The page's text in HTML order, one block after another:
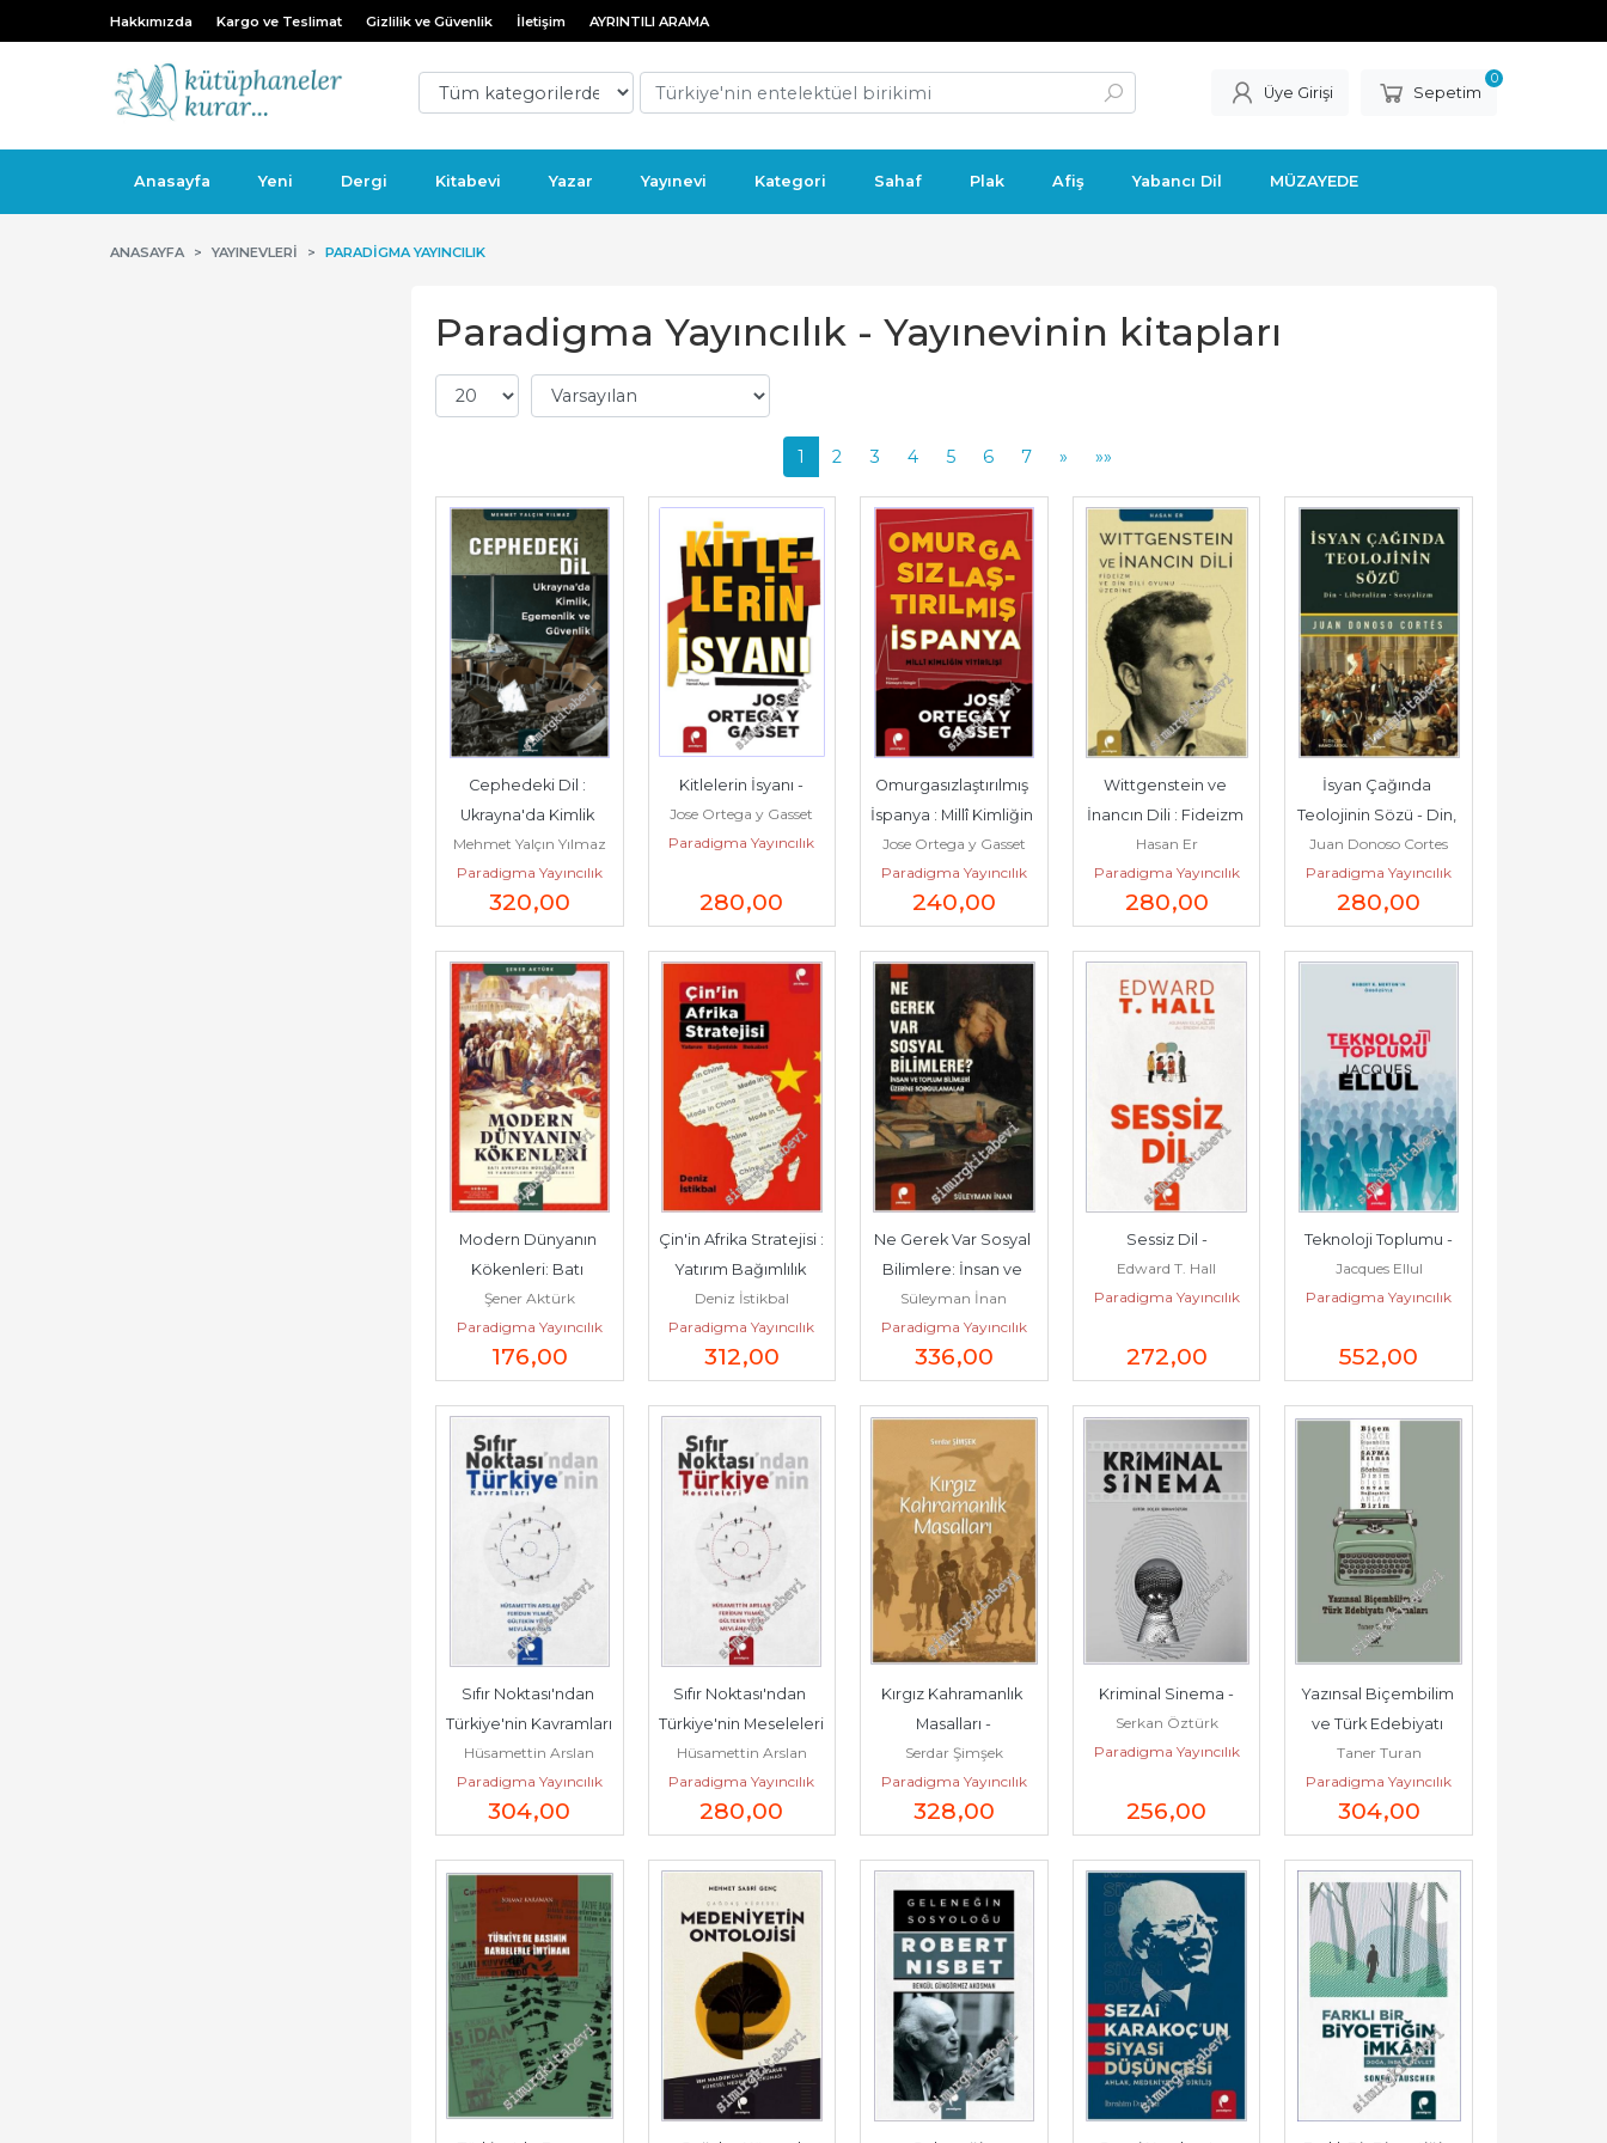
Hakkımızda Kargo ve Teslimat Gizlilik ve Güvenlik İletişim AYRINTILI ARAMA
Üye Girişi Sepetim
0
Anasayfa Yeni Dergi Kitabevi Yazar Yayınevi Kategori Sahaf Plak Afiş Yabancı Dil MÜZAYEDE
ANASAYFA YAYINEVLERI PARADIGMA YAYINCILIK
Paradigma Yayıncılık - Yayınevinin kitapları
1 2 3 4 5 6 7 » »»
Cephedeki Dil :
Ukrayna'da Kimlik
Egemenlik ve
Güvenlik -
Mehmet Yalçın Yılmaz
Paradigma Yayıncılık
320,00
Kitlelerin İsyanı -
Jose Ortega y Gasset
Paradigma Yayıncılık
280,00
Omurgasızlaştırılmış
İspanya : Millî Kimliğin
Yitirilişi -
Jose Ortega y Gasset
Paradigma Yayıncılık
240,00
Wittgenstein ve
İnancın Dili : Fideizm
ve Din Dili Oyunu
Üzerine -
Hasan Er
Paradigma Yayıncılık
280,00
İsyan Çağında
Teolojinin Sözü - Din,
Liberalizm, Sosyalizm
-
Juan Donoso Cortes
Paradigma Yayıncılık
280,00
Modern Dünyanın
Kökenleri: Batı
Avrupa'da
Müslümanların ve
Yahudilerin...
Şener Aktürk
Paradigma Yayıncılık
176,00
Çin'in Afrika Stratejisi :
Yatırım Bağımlılık
Rekabet -
Deniz İstikbal
Paradigma Yayıncılık
312,00
Ne Gerek Var Sosyal
Bilimlere: İnsan ve
Toplum Bilimleri
Üzerine...
Süleyman İnan
Paradigma Yayıncılık
336,00
Sessiz Dil -
Edward T. Hall
Paradigma Yayıncılık
272,00
Teknoloji Toplumu -
Jacques Ellul
Paradigma Yayıncılık
552,00
Sıfır Noktası'ndan
Türkiye'nin Kavramları
-
Hüsamettin Arslan
Paradigma Yayıncılık
304,00
Sıfır Noktası'ndan
Türkiye'nin Meseleleri
-
Hüsamettin Arslan
Paradigma Yayıncılık
280,00
Kırgız Kahramanlık
Masalları -
Serdar Şimşek
Paradigma Yayıncılık
328,00
Kriminal Sinema -
Serkan Öztürk
Paradigma Yayıncılık
256,00
Yazınsal Biçembilim
ve Türk Edebiyatı
Okumaları -
Taner Turan
Paradigma Yayıncılık
304,00